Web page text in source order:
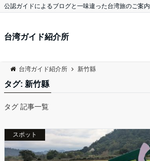
公認ガイドによるブログと一味違った台湾旅のご案内
台湾ガイド紹介所
台湾ガイド紹介所 新竹縣
タグ: 新竹縣
タグ 記事一覧
スポット